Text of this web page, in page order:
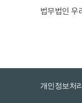
법무법인 우
개인정보처